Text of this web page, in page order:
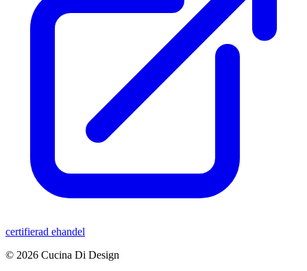
certifierad ehandel
© 2026 Cucina Di Design